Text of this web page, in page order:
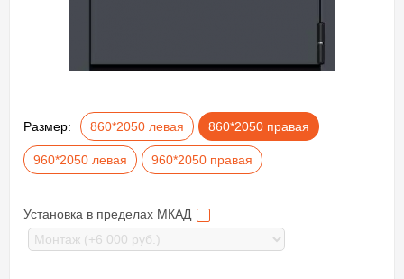
Размер: 860*2050 левая 860*2050 правая
960*2050 левая 960*2050 правая
Установка в пределах МКАД